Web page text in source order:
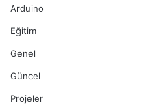
Arduino
Eğitim
Genel
Güncel
Projeler